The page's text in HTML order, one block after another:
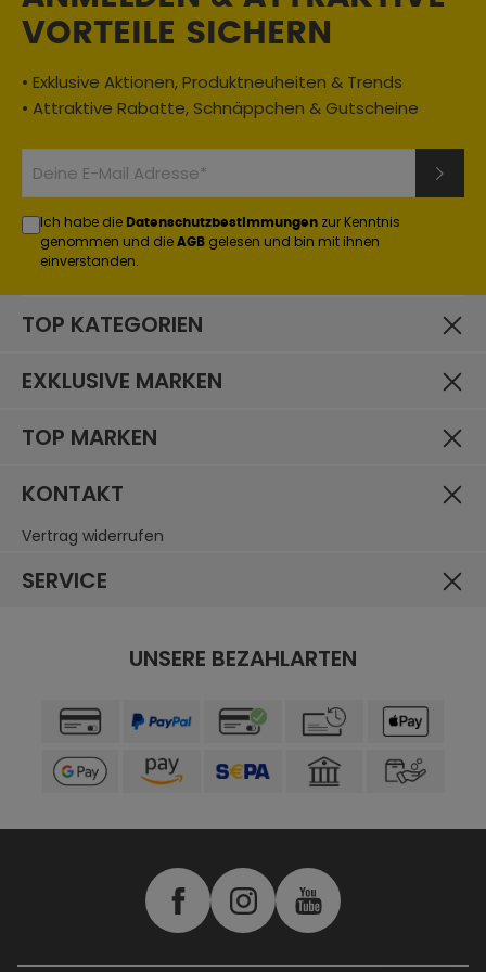
VORTEILE SICHERN
• Exklusive Aktionen, Produktneuheiten & Trends
• Attraktive Rabatte, Schnäppchen & Gutscheine
Ich habe die Datenschutzbestimmungen zur Kenntnis
genommen und die AGB gelesen und bin mit ihnen
einverstanden.
TOP KATEGORIEN
EXKLUSIVE MARKEN
TOP MARKEN
KONTAKT
Vertrag widerrufen
SERVICE
UNSERE BEZAHLARTEN